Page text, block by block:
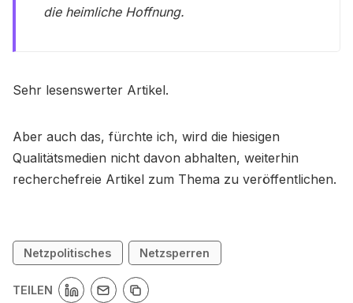
die heimliche Hoffnung.
Sehr lesenswerter Artikel.
Aber auch das, fürchte ich, wird die hiesigen
Qualitätsmedien nicht davon abhalten, weiterhin
recherchefreie Artikel zum Thema zu veröffentlichen.
Netzpolitisches Netzsperren
TEILEN